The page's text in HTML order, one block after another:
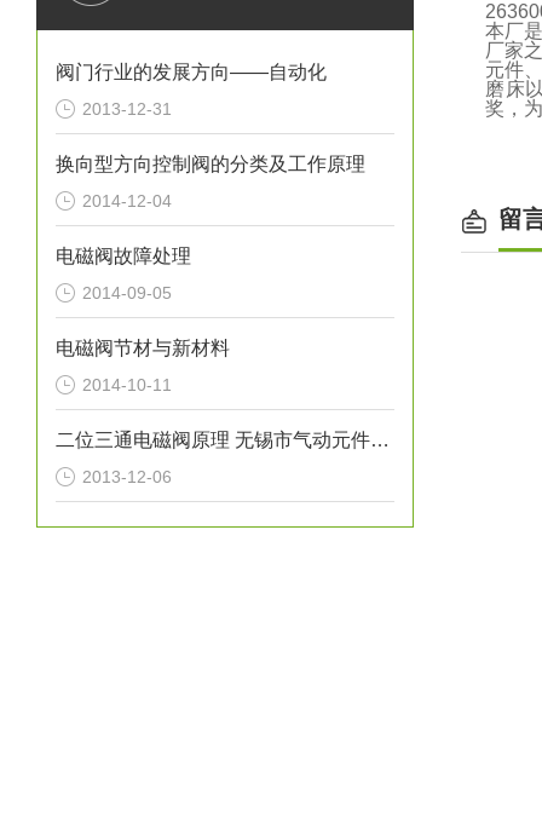
阀门行业的发展方向——自动化
2013-12-31
换向型方向控制阀的分类及工作原理
2014-12-04
电磁阀故障处理
2014-09-05
电磁阀节材与新材料
2014-10-11
二位三通电磁阀原理 无锡市气动元件总厂K23JSD-L15
2013-12-06
本厂
厂家
元件
磨床
奖，
留